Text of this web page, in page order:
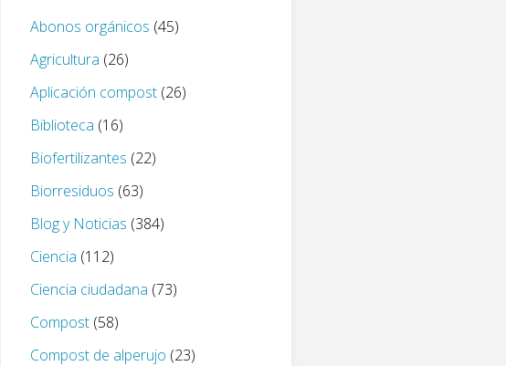
Abonos orgánicos (45)
Agricultura (26)
Aplicación compost (26)
Biblioteca (16)
Biofertilizantes (22)
Biorresiduos (63)
Blog y Noticias (384)
Ciencia (112)
Ciencia ciudadana (73)
Compost (58)
Compost de alperujo (23)